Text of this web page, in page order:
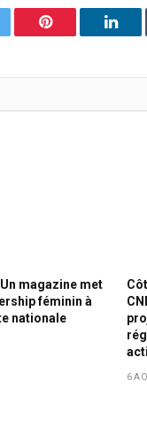
Pinterest
magazine met
féminin à
nationale
6